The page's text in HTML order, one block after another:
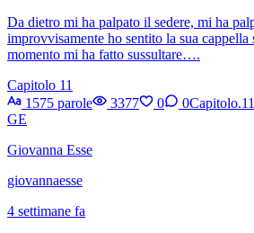
Da dietro mi ha palpato il sedere, mi ha
improvvisamente ho sentito la sua
momento mi ha fatto sussultare….
Capitolo 11
1575 parole
3377 0 0Capitolo.11
GE
Giovanna Esse
giovannaesse
4 settimane fa